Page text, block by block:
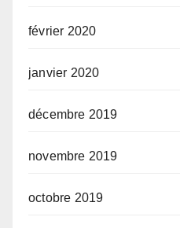
février 2020
janvier 2020
décembre 2019
novembre 2019
octobre 2019